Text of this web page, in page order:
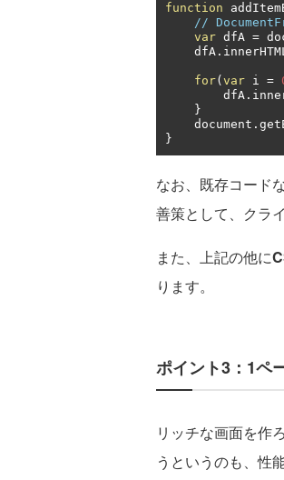
function
//
var dfA =
    dfA
.
for( var i =
        dfA
.
}
    document
.
}
なお、既存コード
善策として、クラ
また、上記の他に
ります。
ポイント3：1ペ
リッチな画面を作
うというのも、性